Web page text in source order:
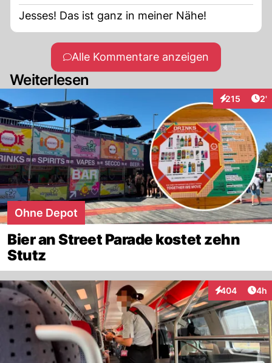
Jesses! Das ist ganz in meiner Nähe!
Alle Kommentare anzeigen
Weiterlesen
215
Interaktionen
2'
Ohne Depot
Bier an Street Parade kostet zehn
Stutz
404
Interaktionen
4h